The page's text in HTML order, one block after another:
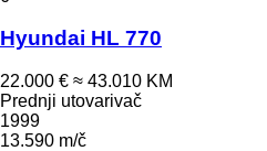
Hyundai HL 770
22.000 € ≈ 43.010 KM
Prednji utovarivač
1999
13.590 m/č